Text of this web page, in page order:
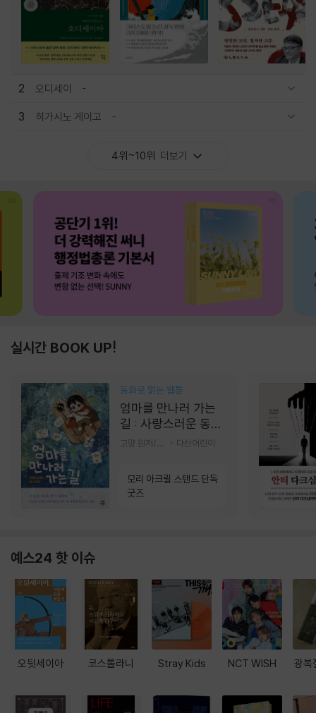
2 오디세이
3 히가시노 게이고
4위~10위 더보기
실시간 BOOK UP!
동화로 읽는 웹툰
엄마를 만나러 가는
길 : 사랑스러운 동그
라미
다산어린이
모리 아크릴 스탠드 단독
굿즈
예스24 핫 이슈
오뒷세이아 코스톨라니 Stray Kids NCT WISH 광복